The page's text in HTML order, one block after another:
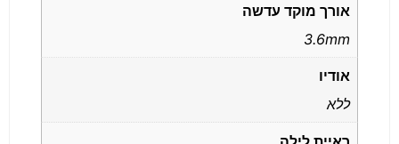
אורך מוקד עדשה
3.6mm
אודיו
ללא